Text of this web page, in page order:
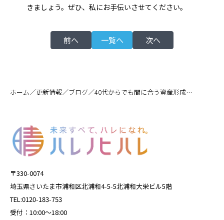
きましょう。ぜひ、私にお手伝いさせてください。
前へ 一覧へ 次へ
ホーム／更新情報／ブログ／ 40代からでも間に合う資産形成！老後に備える具体的なステップ
〒330-0074
埼玉県さいたま市浦和区北浦和4-5-5北浦和大栄ビル5階
TEL:0120-183-753
受付：10:00～18:00